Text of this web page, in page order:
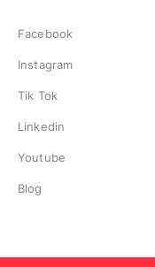
Facebook
Instagram
Tik Tok
Linkedin
Youtube
Blog